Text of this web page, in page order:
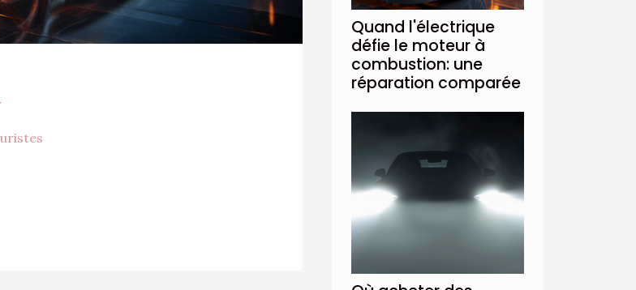
Quand l'électrique
défie le moteur à
combustion: une
réparation comparée